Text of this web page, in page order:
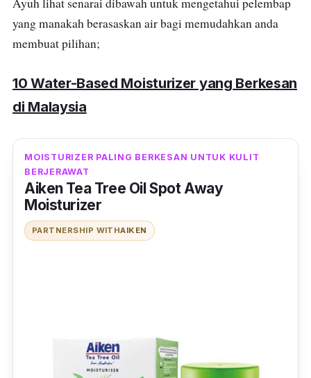
Ayuh lihat senarai dibawah untuk mengetahui pelembap
yang manakah berasaskan air bagi memudahkan anda
membuat pilihan;
10 Water-Based Moisturizer yang Berkesan
di Malaysia
MOISTURIZER PALING BERKESAN UNTUK KULIT
BERJERAWAT
Aiken Tea Tree Oil Spot Away
Moisturizer
PARTNERSHIP WITHAIKEN